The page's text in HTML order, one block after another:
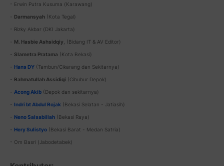
- Erwin Putra Kusuma (Karawang)
Darmansyah (Kota Tegal)
- Rizky Akbar (DKI Jakarta)
M. Hasbie Ashsidqiy , (Bidang IT & AV Editor)
Slametra Pratama (Kota Bekasi)
Hans DY (Tambun/Cikarang dan Sekitarnya)
Rahmatullah Assidiqi (Cibubur Depok)
Acong Akib (Depok dan sekitarnya)
Indri bt Abdul Rojak (Bekasi Selatan - Jatiasih)
Neno Salsabillah (Bekasi Raya)
Hery Sulistyo (Bekasi Barat - Medan Satria)
- Om Basri (Jabodetabek)